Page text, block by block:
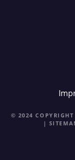
© 2024 COPYRIGHT
|